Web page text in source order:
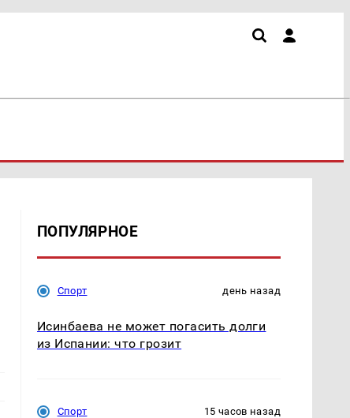
ПОПУЛЯРНОЕ
Спорт день назад
Исинбаева не может погасить долги
из Испании: что грозит
Спорт 15 часов назад